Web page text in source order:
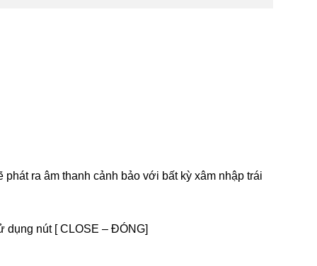
ra âm thanh cảnh bảo với bất kỳ xâm nhập trái
dụng nút [ CLOSE – ĐÓNG]